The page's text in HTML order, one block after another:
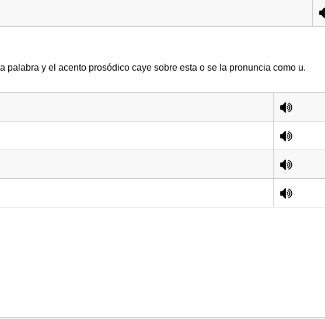
palabra y el acento prosódico caye sobre esta o se la pronuncia como u.